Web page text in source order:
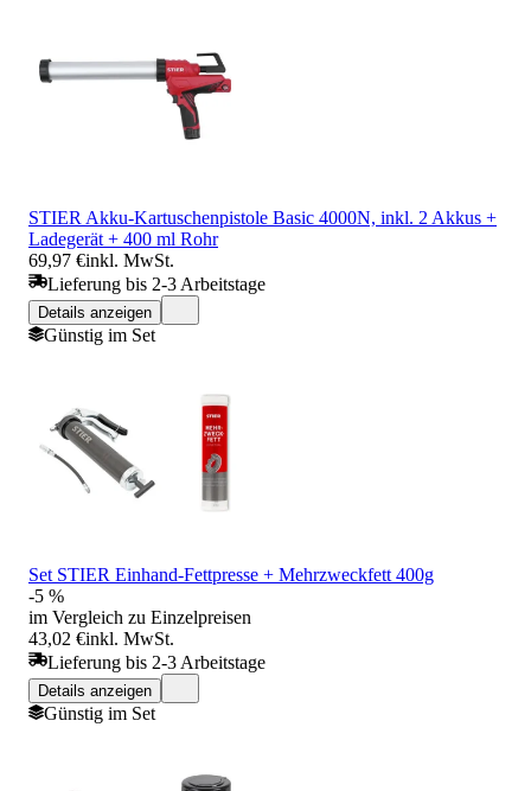
STIER Akku-Kartuschenpistole Basic 4000N, inkl. 2 Akkus +
Ladegerät + 400 ml Rohr
69,97 €inkl. MwSt.
Lieferung bis 2-3 Arbeitstage
Details anzeigen
Günstig im Set
Set STIER Einhand-Fettpresse + Mehrzweckfett 400g
-5 %
im Vergleich zu Einzelpreisen
43,02 €inkl. MwSt.
Lieferung bis 2-3 Arbeitstage
Details anzeigen
Günstig im Set